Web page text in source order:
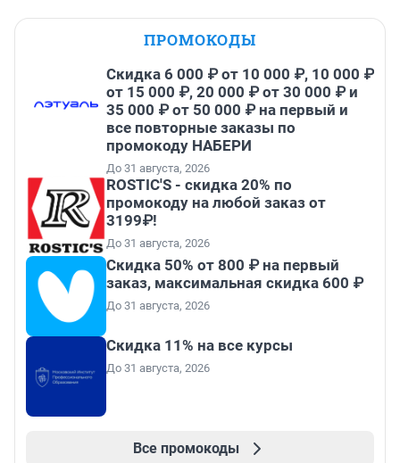
ПРОМОКОДЫ
Скидка 6 000 ₽ от 10 000 ₽, 10 000 ₽
от 15 000 ₽, 20 000 ₽ от 30 000 ₽ и
35 000 ₽ от 50 000 ₽ на первый и
все повторные заказы по
промокоду НАБЕРИ
До 31 августа, 2026
ROSTIC'S - скидка 20% по
промокоду на любой заказ от
3199₽!
До 31 августа, 2026
Скидка 50% от 800 ₽ на первый
заказ, максимальная скидка 600 ₽
До 31 августа, 2026
Скидка 11% на все курсы
До 31 августа, 2026
Все промокоды